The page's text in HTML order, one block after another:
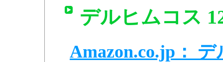
デルヒムコス
Amazon.co.jp：